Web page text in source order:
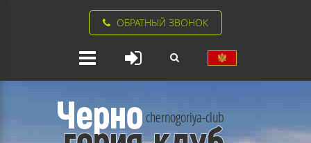
ОБРАТНЫЙ ЗВОНОК